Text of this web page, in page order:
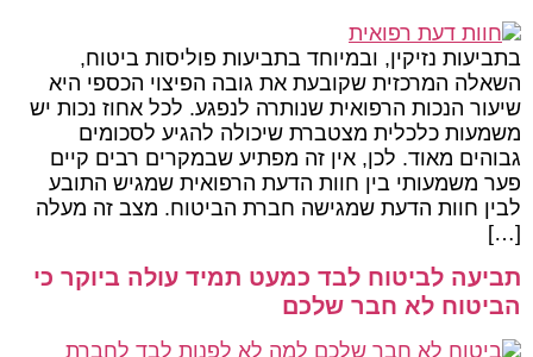
בתביעות נזיקין, ובמיוחד בתביעות פוליסות ביטוח,
השאלה המרכזית שקובעת את גובה הפיצוי הכספי היא
שיעור הנכות הרפואית שנותרה לנפגע. לכל אחוז נכות יש
משמעות כלכלית מצטברת שיכולה להגיע לסכומים
גבוהים מאוד. לכן, אין זה מפתיע שבמקרים רבים קיים
פער משמעותי בין חוות הדעת הרפואית שמגיש התובע
לבין חוות הדעת שמגישה חברת הביטוח. מצב זה מעלה
[…]
תביעה לביטוח לבד כמעט תמיד עולה ביוקר כי
הביטוח לא חבר שלכם